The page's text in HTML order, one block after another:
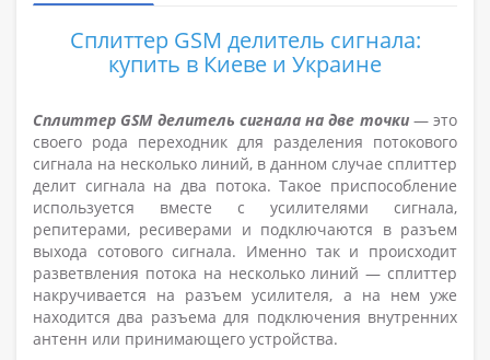
Сплиттер GSM делитель сигнала:
купить в Киеве и Украине
Сплиттер GSM делитель сигнала на две точки — это
своего рода переходник для разделения потокового
сигнала на несколько линий, в данном случае сплиттер
делит сигнала на два потока. Такое приспособление
используется вместе с усилителями сигнала,
репитерами, ресиверами и подключаются в разъем
выхода сотового сигнала. Именно так и происходит
разветвления потока на несколько линий — сплиттер
накручивается на разъем усилителя, а на нем уже
находится два разъема для подключения внутренних
антенн или принимающего устройства.